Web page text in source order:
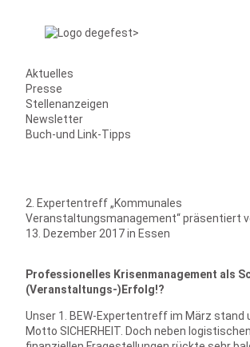
Aktuelles
Presse
Stellenanzeigen
Newsletter
Buch-und Link-Tipps
2. Expertentreff „Kommunales
Veranstaltungsmanagement“ präsentiert
13. Dezember 2017 in Essen
Professionelles Krisenmanagement als
(Veranstaltungs-)Erfolg!?
Unser 1. BEW-Expertentreff im März stand
Motto SICHERHEIT. Doch neben